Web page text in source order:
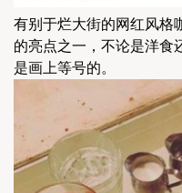
有别于烂大街的网红风格
的亮点之一，不论是洋食
是画上等号的。